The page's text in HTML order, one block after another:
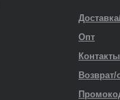
Опт
Контакты
Возврат/